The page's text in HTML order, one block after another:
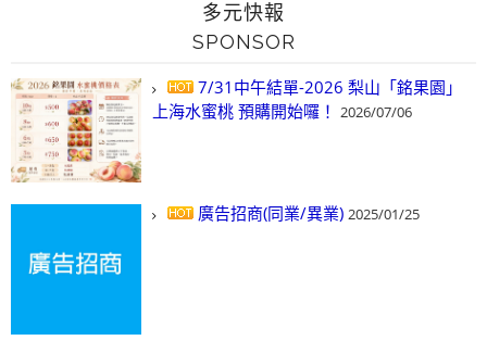
多元快報
SPONSOR
7/31中午結單-2026 梨山「銘果園」
上海水蜜桃 預購開始囉！ 2026/07/06
廣告招商(同業/異業) 2025/01/25